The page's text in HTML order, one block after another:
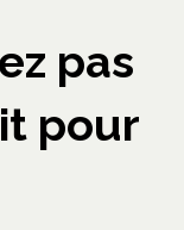
pas
pour